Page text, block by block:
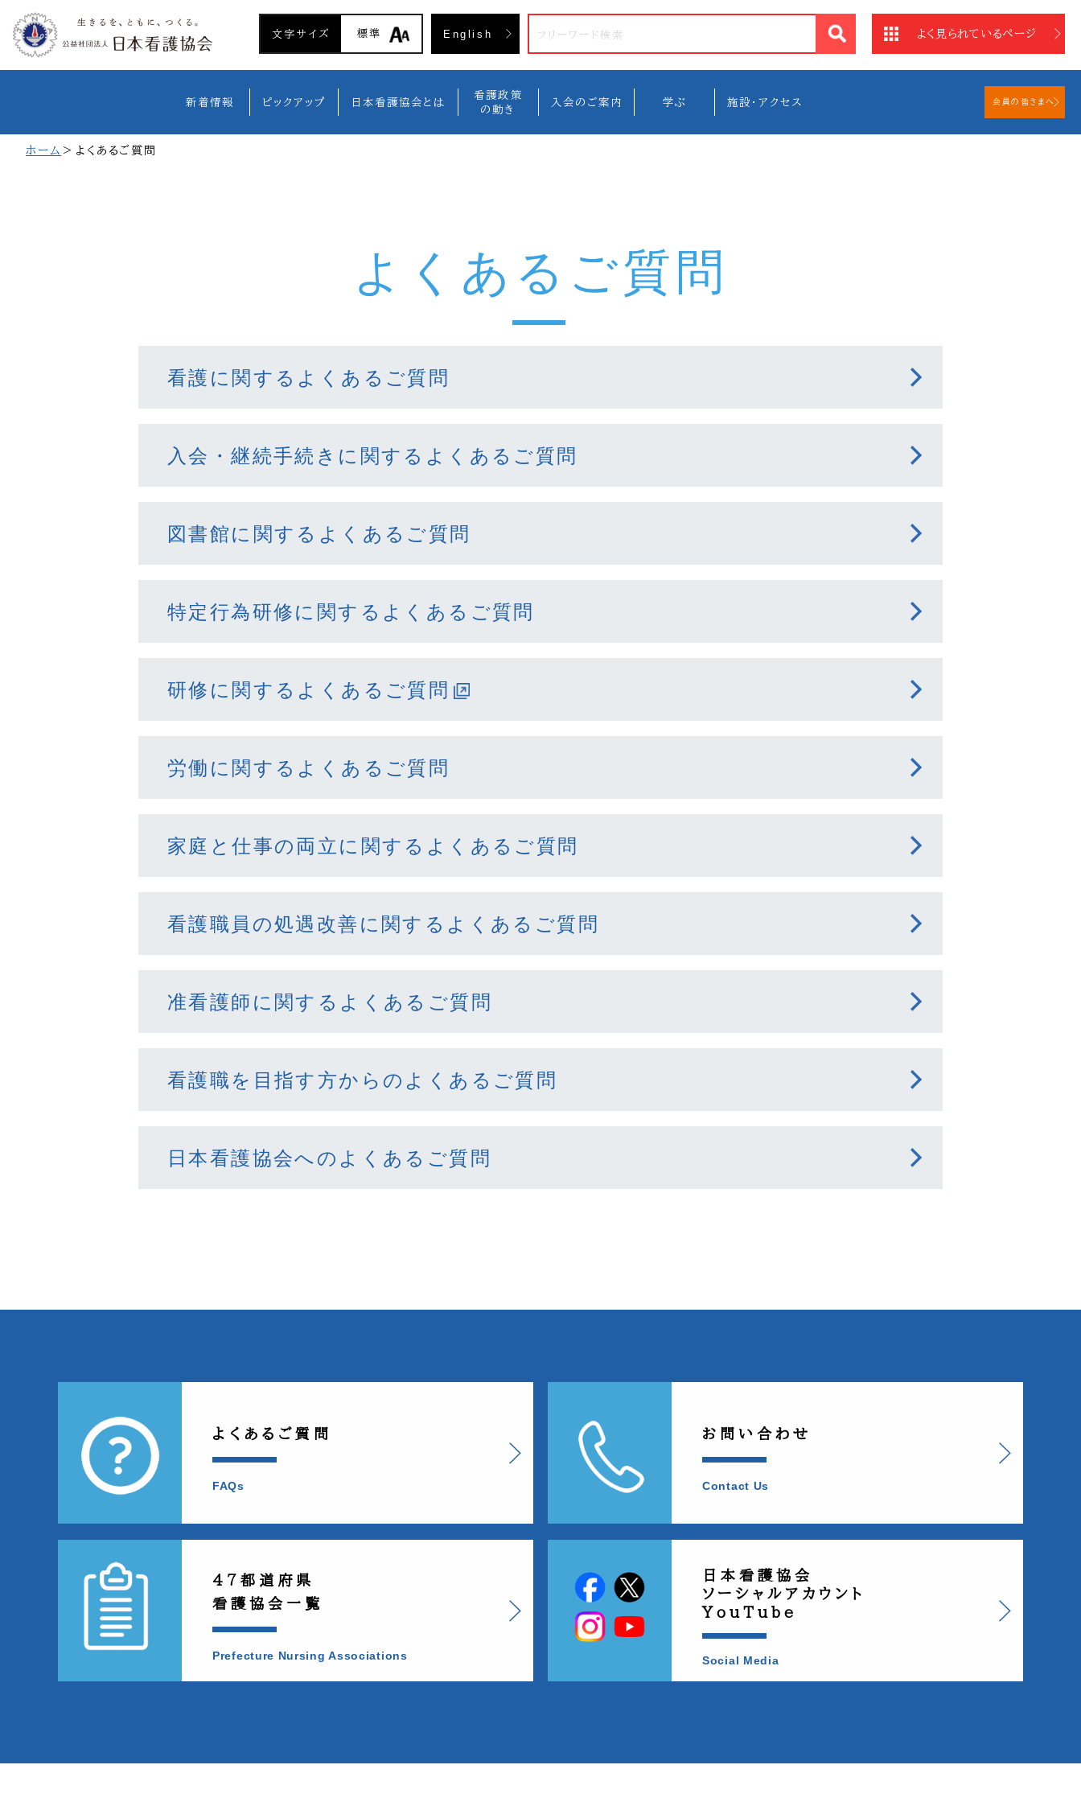
文字サイズ 標準 English よく見られているページ
新着情報 ピックアップ 日本看護協会とは
看護政策
の動き
入会のご案内 学ぶ 施設・アクセス 会員の皆さまへ
ホーム よくあるご質問
よくあるご質問
看護に関するよくあるご質問
入会・継続手続きに関するよくあるご質問
図書館に関するよくあるご質問
特定行為研修に関するよくあるご質問
研修に関するよくあるご質問
労働に関するよくあるご質問
家庭と仕事の両立に関するよくあるご質問
看護職員の処遇改善に関するよくあるご質問
准看護師に関するよくあるご質問
看護職を目指す方からのよくあるご質問
日本看護協会へのよくあるご質問
よくあるご質問
FAQs
お問い合わせ
Contact Us
47都道府県
看護協会一覧
Prefecture Nursing Associations
日本看護協会
ソーシャルアカウント
YouTube
Social Media